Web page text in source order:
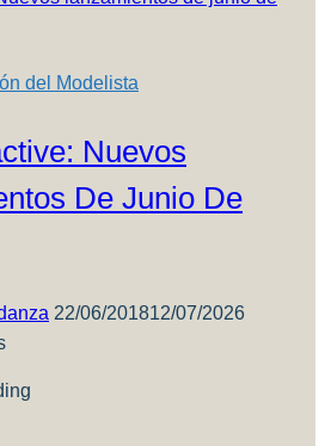
del Modelista
Nuevos
De Junio De
22/06/201812/07/2026